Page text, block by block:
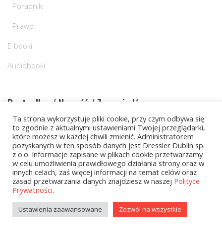
Poradniki
Prawo
E-booki
Audiobooki
Bestseller / Nowość / Zapowiedź
Nowość
Cena
Cena:20 zł
Ta strona wykorzystuje pliki cookie, przy czym odbywa się
to zgodnie z aktualnymi ustawieniami Twojej przeglądarki,
które możesz w każdej chwili zmienić. Administratorem
pozyskanych w ten sposób danych jest Dressler Dublin sp.
z o.o. Informacje zapisane w plikach cookie przetwarzamy
w celu umożliwienia prawidłowego działania strony oraz w
innych celach, zaś więcej informacji na temat celów oraz
zasad przetwarzania danych znajdziesz w naszej Polityce
Prywatności.
Ustawienia zaawansowane Zezwól na wszystkie